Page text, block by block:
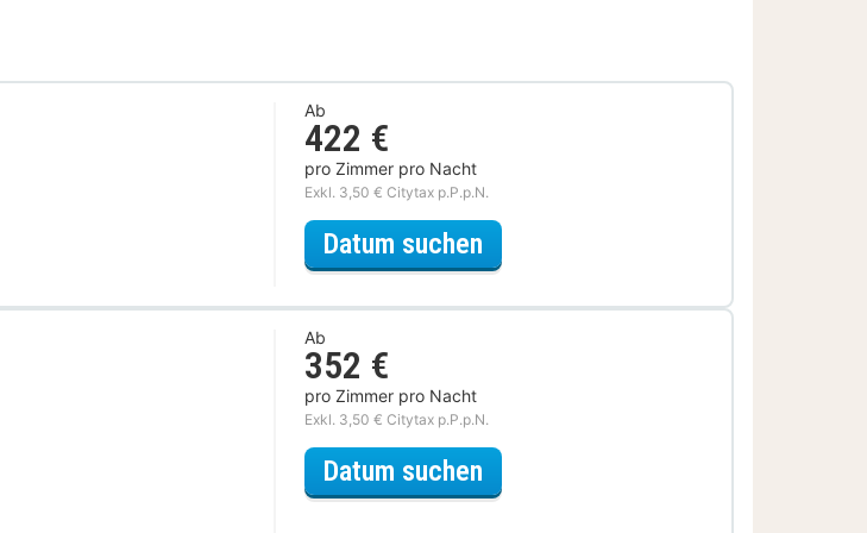
Ab
422 €
pro Zimmer pro Nacht
Exkl. 3,50 € Citytax p.P.p.N.
Datum suchen
Ab
352 €
pro Zimmer pro Nacht
Exkl. 3,50 € Citytax p.P.p.N.
Datum suchen